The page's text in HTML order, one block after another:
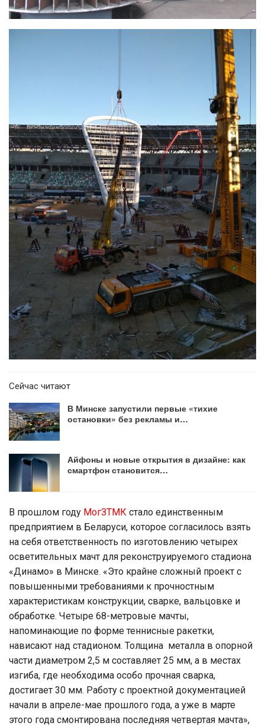
Сейчас читают
В Минске запустили первые «тихие
остановки» без рекламы и…
Айфоны и новые открытия в дизайне: как
смартфон становится…
В прошлом году МогЗТМК стало единственным
предприятием в Беларуси, которое согласилось взять
на себя ответственность по изготовлению четырех
осветительных мачт для реконструируемого стадиона
«Динамо» в Минске. «Это крайне сложный проект с
повышенными требованиями к прочностным
характеристикам конструкции, сварке, вальцовке и
обработке. Четыре 68-метровые мачты,
напоминающие по форме теннисные ракетки,
нависают над стадионом. Толщина металла в опорной
части диаметром 2,5 м составляет 25 мм, а в местах
изгиба, где необходима особо прочная сварка,
достигает 30 мм. Работу с проектной документацией
начали в апреле-мае прошлого года, а уже в марте
этого года смонтирована последняя четвертая мачта»,